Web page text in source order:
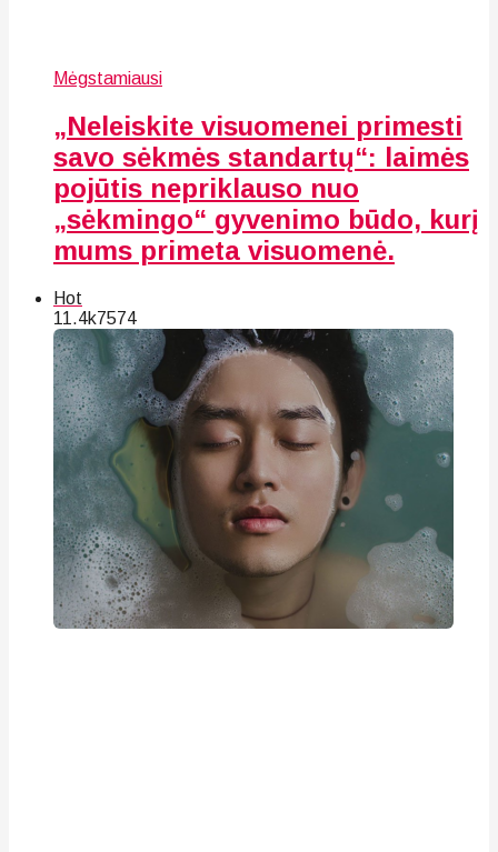
Mėgstamiausi
„Neleiskite visuomenei primesti
savo sėkmės standartų“: laimės
pojūtis nepriklauso nuo
„sėkmingo“ gyvenimo būdo, kurį
mums primeta visuomenė.
Hot
11.4k7574